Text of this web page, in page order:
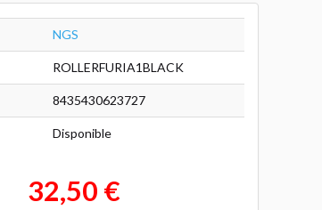
NGS
ROLLERFURIA1BLACK
8435430623727
Disponible
32,50 €